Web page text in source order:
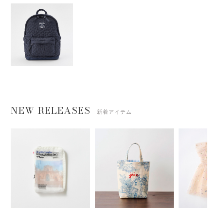
NEW RELEASES 新着アイテム